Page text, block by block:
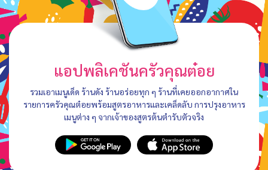
แอปพลิเคชันครัวคุณต๋อย
รวมเอาเมนูเด็ด ร้านดัง ร้านอร่อยทุก ๆ ร้านที่เคยออกอากาศใน
รายการครัวคุณต๋อยพร้อมสูตรอาหารและเคล็ดลับ การปรุงอาหาร
เมนูต่าง ๆ จากเจ้าของสูตรต้นตำรับตัวจริง